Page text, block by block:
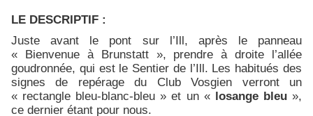
LE DESCRIPTIF :
Juste avant le pont sur l’Ill, après le panneau
« Bienvenue à Brunstatt », prendre à droite l’allée
goudronnée, qui est le Sentier de l’Ill. Les habitués des
signes de repérage du Club Vosgien verront un
« rectangle bleu-blanc-bleu » et un « losange bleu»,
ce dernier étant pour nous.